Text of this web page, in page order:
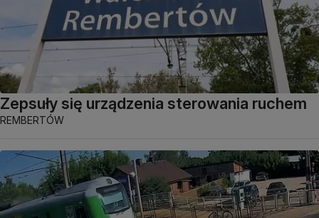
Zepsuły się urządzenia sterowania ruchem
REMBERTÓW